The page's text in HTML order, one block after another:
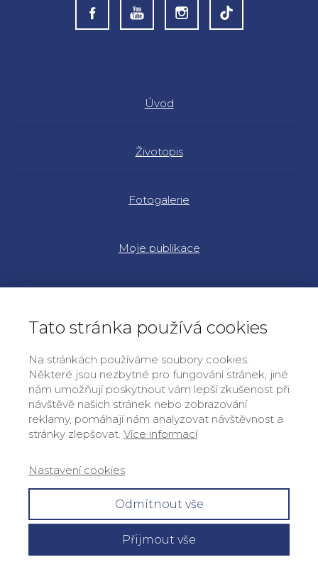
Úvod
Životopis
Fotogalerie
Moje publikace
Práce v EP 2014-17
OOÚ a GDPR
Kontakt
© 1996 - 2026Ing. Petr Mach, PhD
Zadavatel a zpracovatel:SPD a Trikolora
Tato stránka používá cookies
Na stránkách používáme soubory cookies.
Některé jsou nezbytné pro fungování stránek, jiné
nám umožňují poskytnout vám lepší zkušenost při
návštěvě našich stránek nebo zobrazování
reklamy, pomáhají nám analyzovat návštěvnost a
stránky zlepšovat. Více informací
Nastavení cookies
Odmítnout vše
Přijmout vše